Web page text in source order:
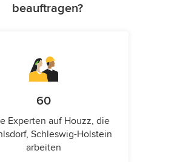
beauftragen?
60
Experten auf Houzz, die
Schleswig-Holstein
arbeiten